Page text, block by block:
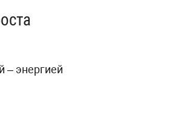
– энергией